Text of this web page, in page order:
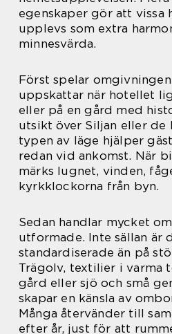
egenskaper gör att vissa
upplevs som extra
minnesvärda.
Först spelar
uppskattar när hotellet
eller på en gård med
utsikt över Siljan eller de
typen av läge hjälper
redan vid ankomst. När
märks lugnet, vinden,
kyrkklockorna från byn.
Sedan handlar mycket
utformade. Inte sällan är
standardiserade än på
Trägolv, textilier i varma
gård eller sjö och små
skapar en känsla av
Många återvänder till
efter år, just för att